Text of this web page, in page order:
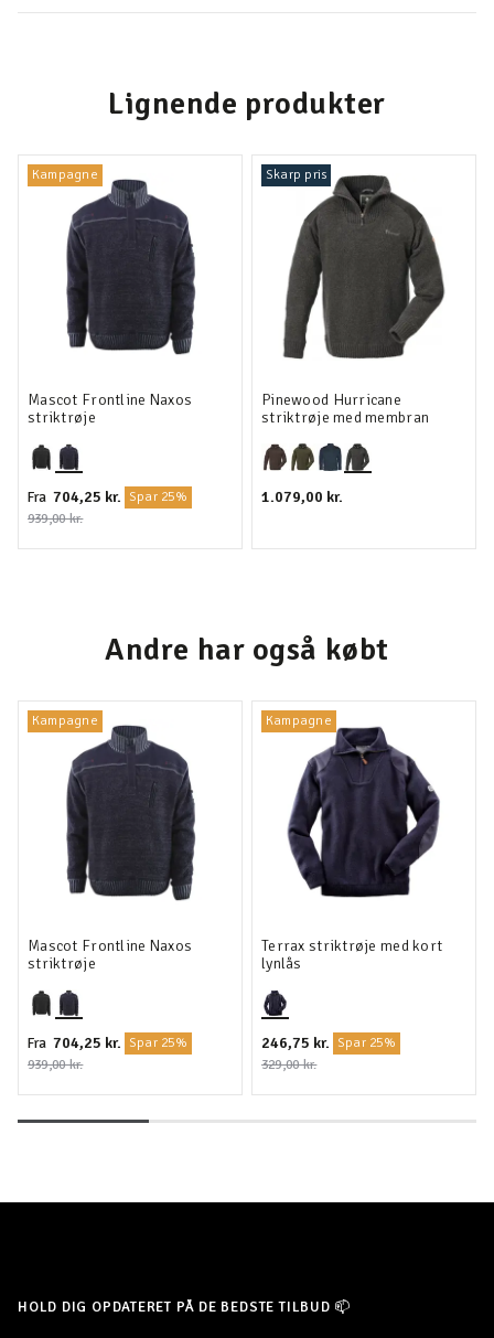
Lignende produkter
Kampagne
Mascot Frontline Naxos
striktrøje
Fra 704,25 kr. Spar 25%
939,00 kr.
Skarp pris
Pinewood Hurricane
striktrøje med membran
1.079,00 kr.
Andre har også købt
Kampagne
Mascot Frontline Naxos
striktrøje
Fra 704,25 kr. Spar 25%
939,00 kr.
Kampagne
Terrax striktrøje med kort
lynlås
246,75 kr. Spar 25%
329,00 kr.
HOLD DIG OPDATERET PÅ DE BEDSTE TILBUD 📫